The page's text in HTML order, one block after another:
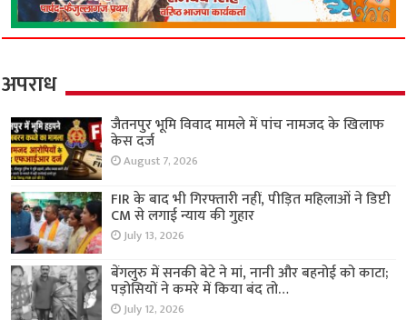
अपराध
जैतनपुर भूमि विवाद मामले में पांच नामजद के खिलाफ
केस दर्ज
August 7, 2026
FIR के बाद भी गिरफ्तारी नहीं, पीड़ित महिलाओं ने डिप्टी
CM से लगाई न्याय की गुहार
July 13, 2026
बेंगलुरु में सनकी बेटे ने मां, नानी और बहनोई को काटा;
पड़ोसियों ने कमरे में किया बंद तो…
July 12, 2026